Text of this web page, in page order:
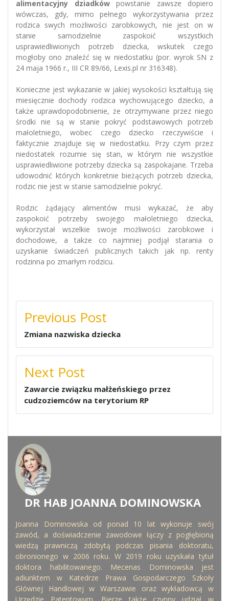
alimentacyjny dziadkówpowstanie zawsze dopiero
wówczas, gdy, mimo pełnego wykorzystywania przez
rodzica swych możliwości zarobkowych, nie jest on w
stanie samodzielnie zaspokoić wszystkich
usprawiedliwionych potrzeb dziecka, wskutek czego
mogłoby ono znaleźć się w niedostatku (por. wyrok SN z
24 maja 1966 r., III CR 89/66, Lexis.pl nr 316348).
Konieczne jest wykazanie w jakiej wysokości kształtują się
miesięcznie dochody rodzica wychowującego dziecko, a
także uprawdopodobnienie, że otrzymywane przez niego
środki nie są w stanie pokryć podstawowych potrzeb
małoletniego, wobec czego dziecko rzeczywiście i
faktycznie znajduje się w niedostatku. Przy czym przez
niedostatek rozumie się stan, w którym nie wszystkie
usprawiedliwione potrzeby dziecka są zaspokajane. Trzeba
udowodnić których konkretnie bieżących potrzeb dziecka,
rodzic nie jest w stanie samodzielnie pokryć.
Rodzic żądający alimentów musi wykazać, że aby
zaspokoić potrzeby swojego małoletniego dziecka,
wykorzystał wszelkie swoje możliwości zarobkowe i
dochodowe, a także co najmniej podjął starania o
uzyskanie świadczeń publicznych takich jak np. renty
rodzinna po zmarłym rodzicu.
NAWIGACJA
WPISU
Previous Post
Zmiana nazwiska dziecka
Next Post
Zawarcie związku małżeńskiego przez
cudzoziemców na terytorium RP
DR HAB JOANNA DOMINOWSKA
Joanna Dominowska od ponad 10 lat wykonuje swój
zawód, a doświadczenie zawodowe łączy z pogłębioną
wiedzą prawniczą zdobytą podczas pisania doktoratu,
obronionego w 2006 roku. W 2019 roku uzyskała tytuł
doktora habilitowanego. Mecenas Dominowska jest
adiunktem w Katedrze Prawa Gospodarczego Szkoły
Głównej Handlowej w Warszawie oraz wykładowcą w